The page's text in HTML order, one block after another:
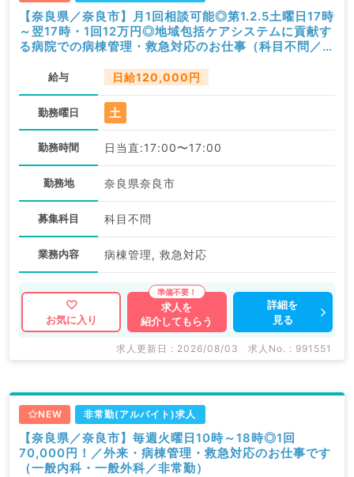
【奈良県／奈良市】月1回相談可能◎第1.2.5土曜日17時
～翌17時・1回12万円◎地域包括ケアシステムに貢献す
る病院での病棟管理・救急対応のお仕事（科目不問／非
給与 日給120,000円
勤務曜日 土
勤務時間 日当直:17:00〜17:00
勤務地 奈良県奈良市
募集科目 科目不問
業務内容 病棟管理, 救急対応
お気に入り
求人を
紹介してもらう
詳細を
見る
求人更新日 : 2026/08/03 求人No. : 991551
NEW 非常勤(アルバイト)求人
【奈良県／奈良市】毎週火曜日10時～18時◎1回
70,000円！／外来・病棟管理・救急対応のお仕事です
（一般内科・一般外科／非常勤）